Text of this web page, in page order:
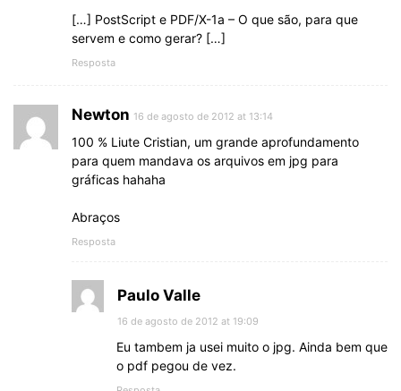
[…] PostScript e PDF/X-1a – O que são, para que
servem e como gerar? […]
Resposta
Newton 16 de agosto de 2012 at 13:14
100 % Liute Cristian, um grande aprofundamento
para quem mandava os arquivos em jpg para
gráficas hahaha
Abraços
Resposta
Paulo Valle
16 de agosto de 2012 at 19:09
Eu tambem ja usei muito o jpg. Ainda bem que
o pdf pegou de vez.